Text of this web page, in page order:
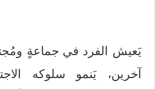
يَعيش الفرد في جماعةٍ
آخرين، يَنمو سلوكه